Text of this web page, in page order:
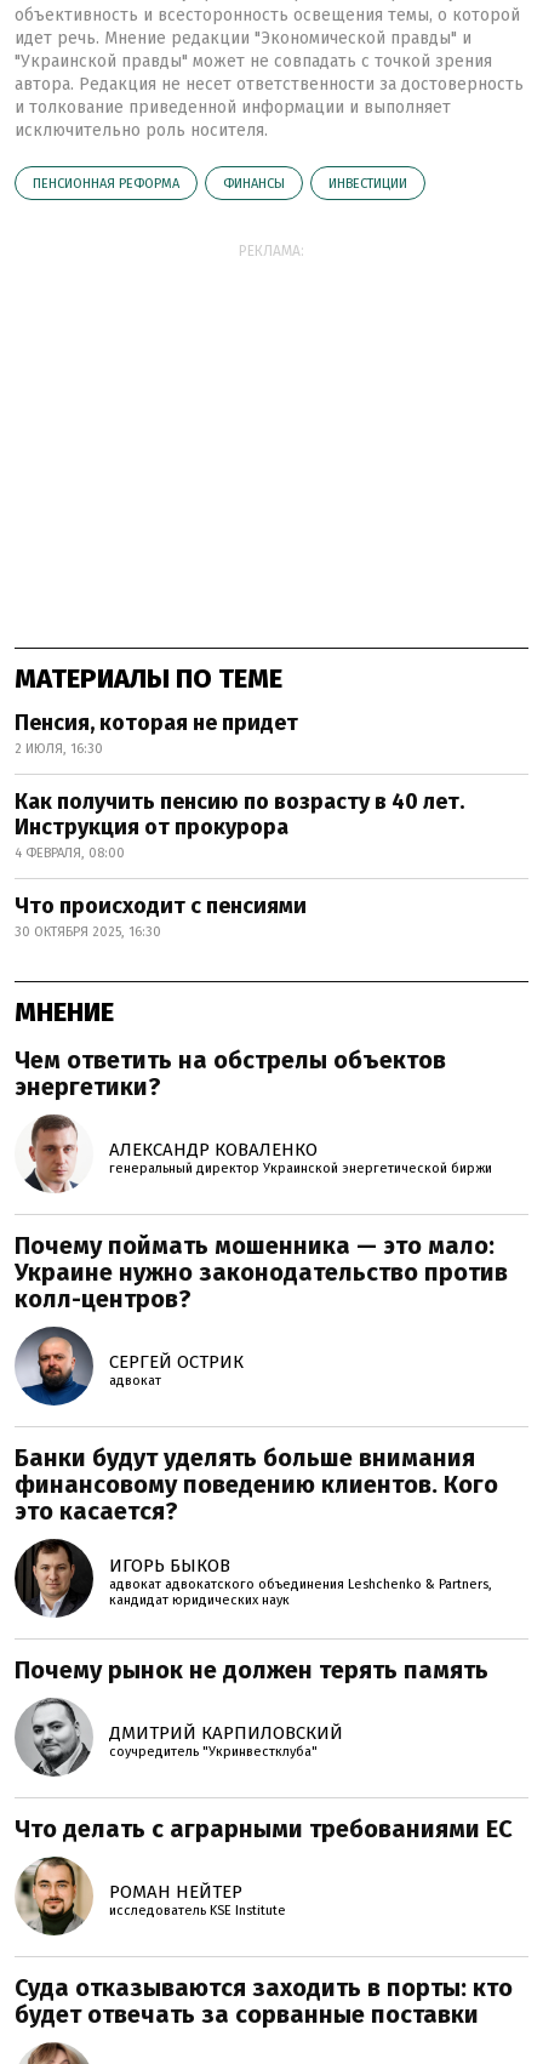
объективность и всесторонность освещения темы, о которой
идет речь. Мнение редакции "Экономической правды" и
"Украинской правды" может не совпадать с точкой зрения
автора. Редакция не несет ответственности за достоверность
и толкование приведенной информации и выполняет
исключительно роль носителя.
ПЕНСИОННАЯ РЕФОРМА ФИНАНСЫ ИНВЕСТИЦИИ
РЕКЛАМА:
МАТЕРИАЛЫ ПО ТЕМЕ
Пенсия, которая не придет
2 ИЮЛЯ, 16:30
Как получить пенсию по возрасту в 40 лет.
Инструкция от прокурора
4 ФЕВРАЛЯ, 08:00
Что происходит с пенсиями
30 ОКТЯБРЯ 2025, 16:30
МНЕНИЕ
Чем ответить на обстрелы объектов
энергетики?
АЛЕКСАНДР КОВАЛЕНКО
генеральный директор Украинской энергетической биржи
Почему поймать мошенника — это мало:
Украине нужно законодательство против
колл-центров?
СЕРГЕЙ ОСТРИК
адвокат
Банки будут уделять больше внимания
финансовому поведению клиентов. Кого
это касается?
ИГОРЬ БЫКОВ
адвокат адвокатского объединения Leshchenko & Partners,
кандидат юридических наук
Почему рынок не должен терять память
ДМИТРИЙ КАРПИЛОВСКИЙ
соучредитель "Укринвестклуба"
Что делать с аграрными требованиями ЕС
РОМАН НЕЙТЕР
исследователь KSE Institute
Суда отказываются заходить в порты: кто
будет отвечать за сорванные поставки